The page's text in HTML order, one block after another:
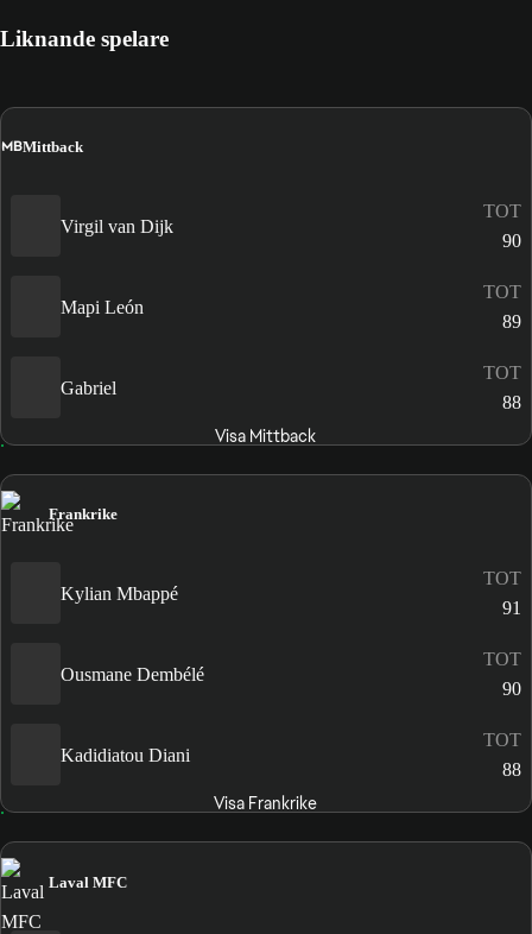
Liknande spelare
MBMittback
Virgil van Dijk
TOT
90
Mapi León
TOT
89
Gabriel
TOT
88
Visa Mittback
Frankrike
Kylian Mbappé
TOT
91
Ousmane Dembélé
TOT
90
Kadidiatou Diani
TOT
88
Visa Frankrike
Laval MFC